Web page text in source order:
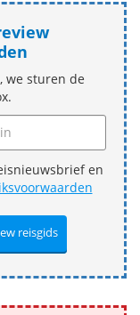
we sturen de
en